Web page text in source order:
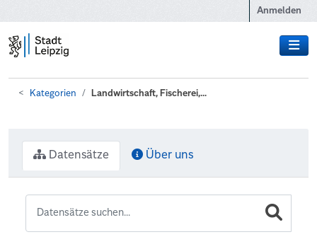
Anmelden
Kategorien Landwirtschaft, Fischerei,...
Datensätze Über uns